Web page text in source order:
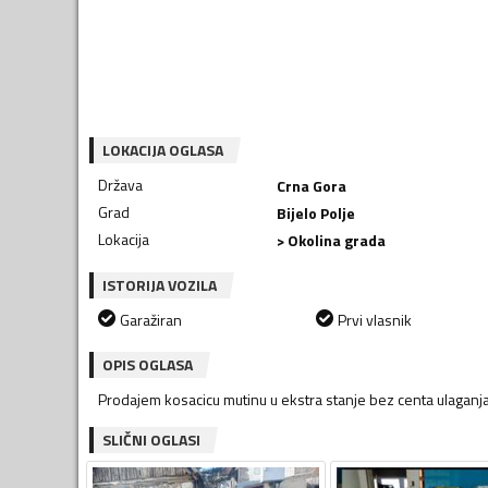
LOKACIJA OGLASA
Država
Crna Gora
Grad
Bijelo Polje
Lokacija
> Okolina grada
ISTORIJA VOZILA
Garažiran
Prvi vlasnik
OPIS OGLASA
Prodajem kosacicu mutinu u ekstra stanje bez centa
SLIČNI OGLASI